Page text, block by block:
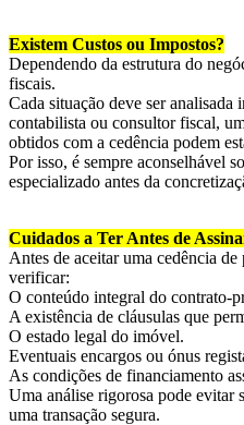
Existem Custos ou Impostos?
Dependendo da estrutura do
fiscais.
Cada situação deve ser
contabilista ou consultor fiscal,
obtidos com a cedência podem
Por isso, é sempre aconselhável
especializado antes da
Cuidados a Ter Antes de
Antes de aceitar uma cedência
verificar:
O conteúdo integral do contrato-
A existência de cláusulas que
O estado legal do imóvel.
Eventuais encargos ou ónus
As condições de financiamento
Uma análise rigorosa pode evitar
uma transação segura.